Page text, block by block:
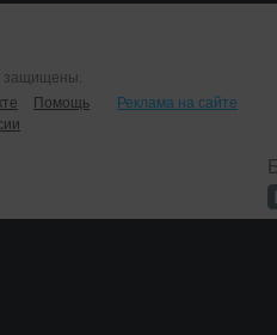
защищены.
Помощь
Реклама на сайте